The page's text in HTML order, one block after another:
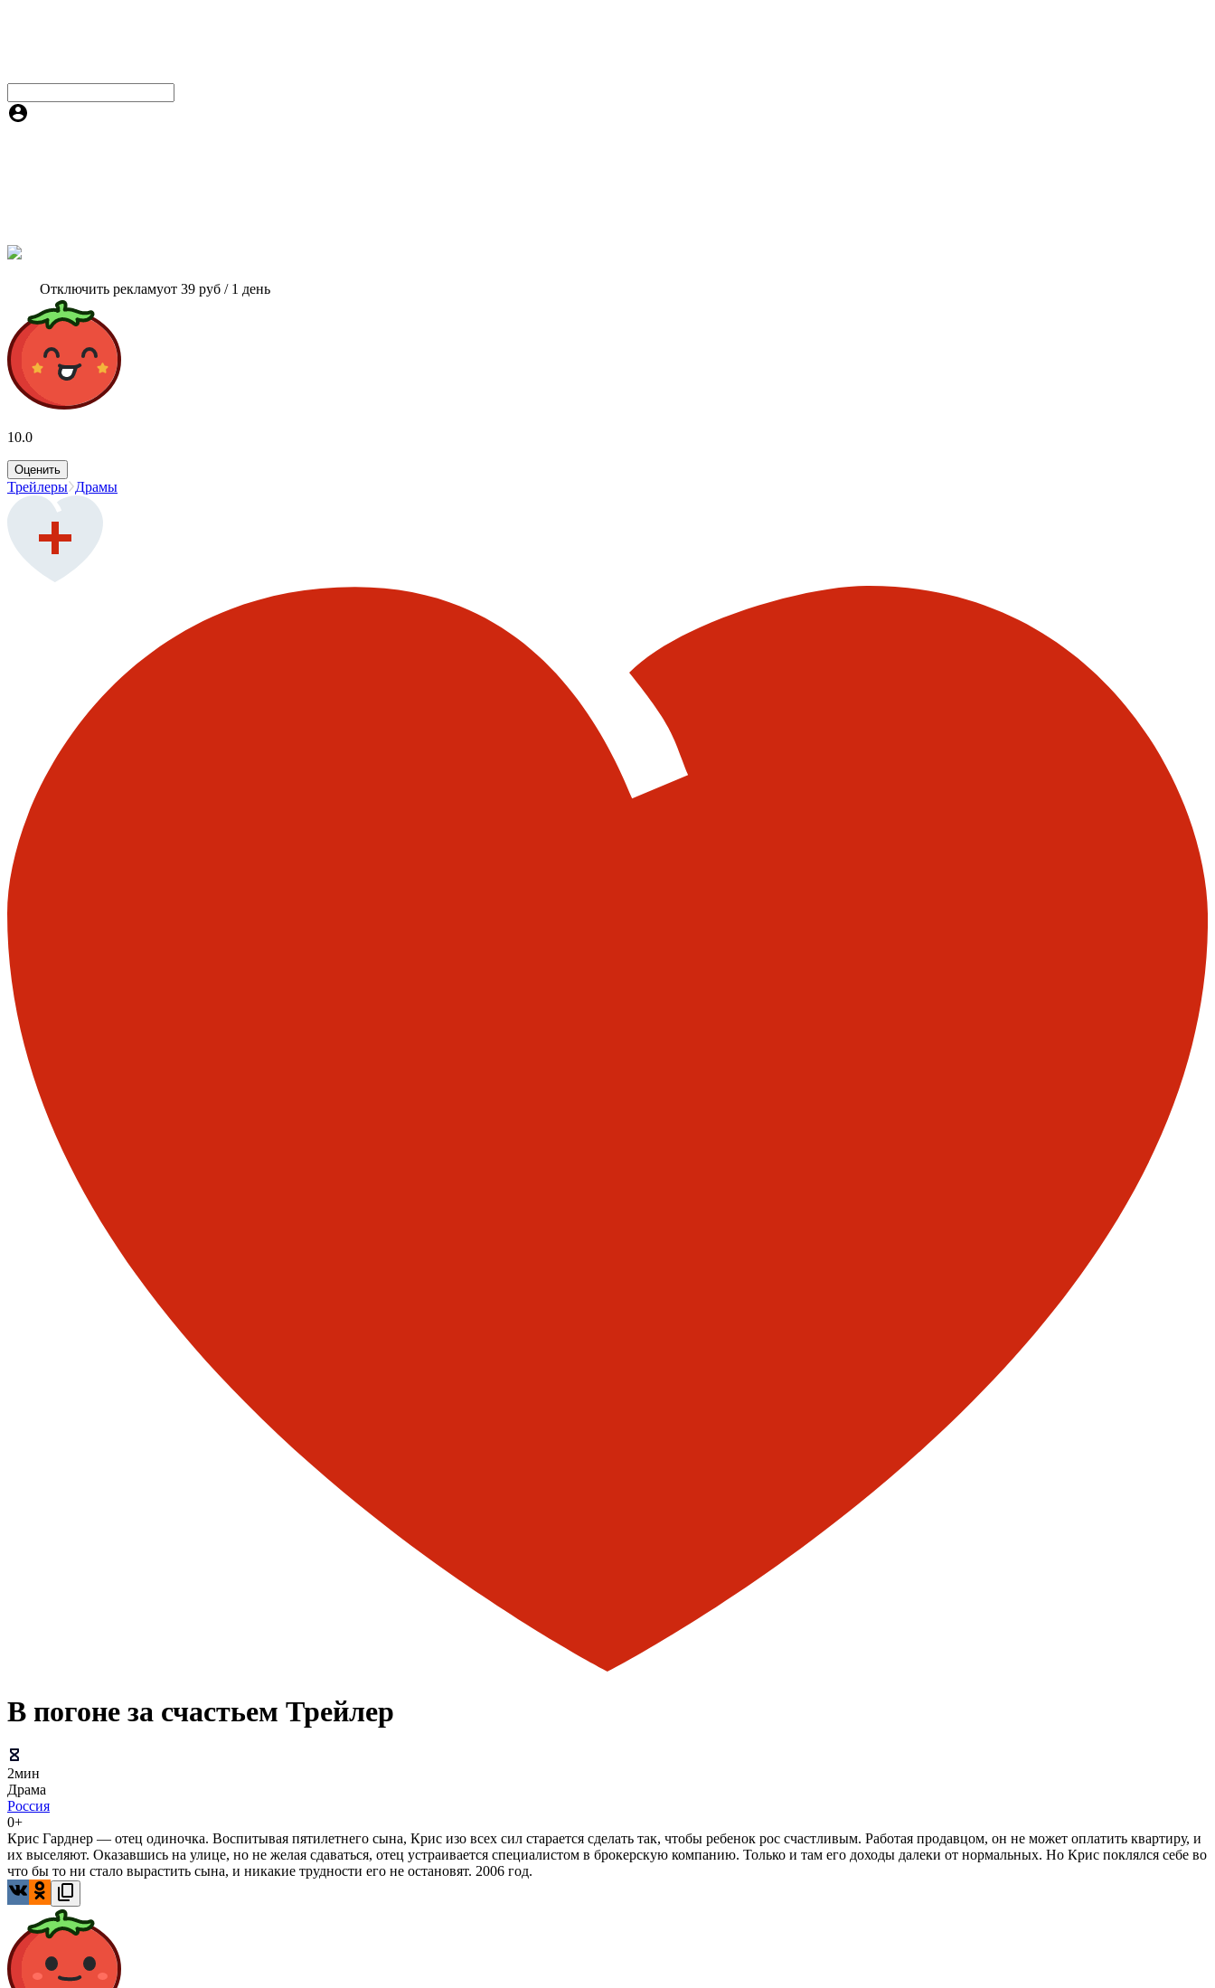
Отключить рекламуот 39 руб / 1 день
10.0
Оценить
Трейлеры Драмы
В погоне за счастьем Трейлер
2мин
Драма
Россия
0+
Крис Гарднер — отец одиночка. Воспитывая пятилетнего сына, Крис изо всех сил старается сделать так, чтобы ребенок рос счастливым. Работая продавцом, он не может оплатить квартиру, и
их выселяют. Оказавшись на улице, но не желая сдаваться, отец устраивается специалистом в брокерскую компанию. Только и там его доходы далеки от нормальных. Но Крис поклялся себе во
что бы то ни стало вырастить сына, и никакие трудности его не остановят. 2006 год.